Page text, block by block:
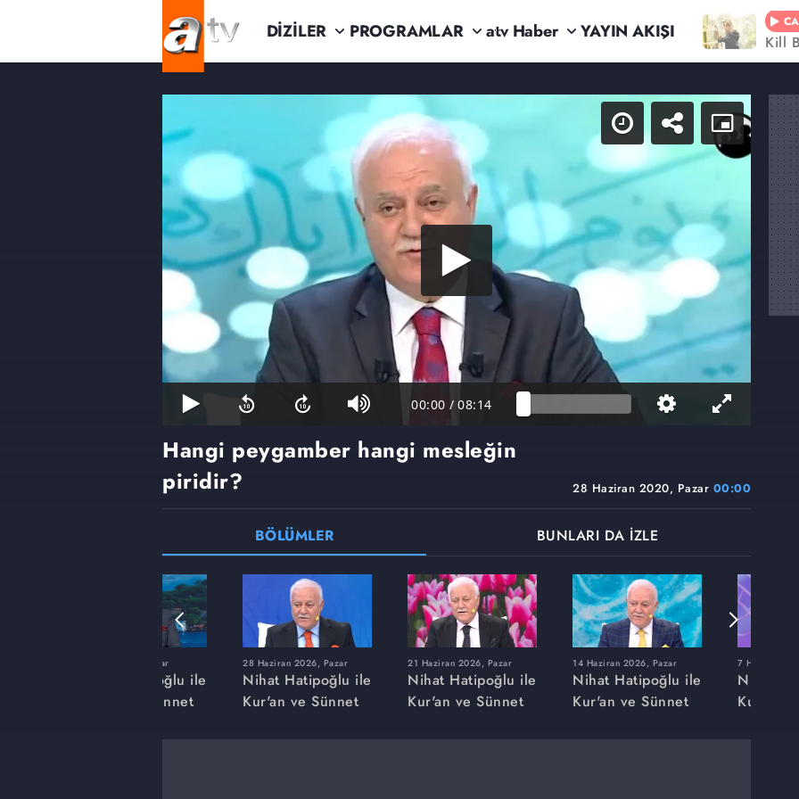
DİZİLER PROGRAMLAR atv Haber YAYIN AKIŞI Kill
00:00 / 08:14
28 Haziran 2020, Pazar 00:00
Hangi peygamber hangi mesleğin
piridir?
BÖLÜMLER BUNLARI DA İZLE
22 Mart 2026, Pazar
Nihat Hatipoğlu ile
Kur'an ve Sünnet
28 Haziran 2026, Pazar
Nihat Hatipoğlu ile
Kur'an ve Sünnet
21 Haziran 2026, Pazar
Nihat Hatipoğlu ile
Kur'an ve Sünnet
14 Haziran 2026, Pazar
Nihat Hatipoğlu ile
Kur'an ve Sünnet
7 Haziran
Nihat
Kur'an